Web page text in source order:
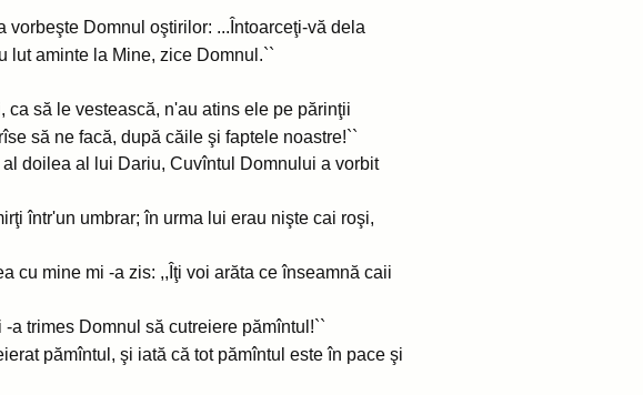
Domnul oştirilor: ...Întoarceţi-vă dela
lut aminte la Mine, zice Domnul.``
să le vestească, n'au atins ele pe părinţii
să ne facă, după căile şi faptele noastre!``
doilea al lui Dariu, Cuvîntul Domnului a vorbit
într'un umbrar; în urma lui erau nişte cai roşi,
cu mine mi -a zis: ,,Îţi voi arăta ce înseamnă caii
a trimes Domnul să cutreiere pămîntul!``
pămîntul, şi iată că tot pămîntul este în pace şi